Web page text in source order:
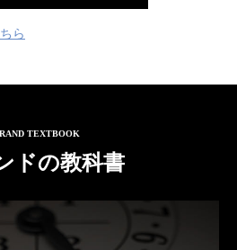
ら
TEXTBOOK
ドの教科書